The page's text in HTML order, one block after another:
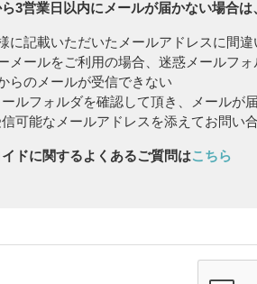
3営業日以内にメールが届かない場合
に記載いただいたメールアドレスに間違
メールをご利用の場合、迷惑メールフ
らのメールが受信できない
ルフォルダを確認して頂き、メールが
可能なメールアドレスを添えてお問い
イドに関するよくあるご質問はこちら